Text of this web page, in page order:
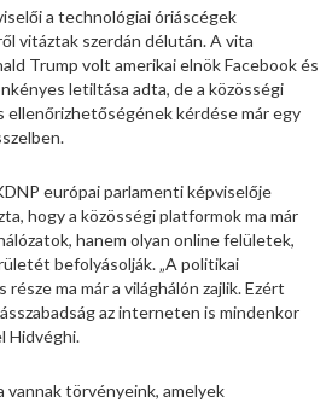
a technológiai óriáscégek
vitáztak szerdán délután. A vita
Trump volt amerikai elnök Facebook és
letiltása adta, de a közösségi
ellenőrizhetőségének kérdése már egy
európai parlamenti képviselője
hogy a közösségi platformok ma már
hanem olyan online felületek,
befolyásolják. „A politikai
ma már a világhálón zajlik. Ezért
az interneten is mindenkor
Hidvéghi.
vannak törvényeink, amelyek